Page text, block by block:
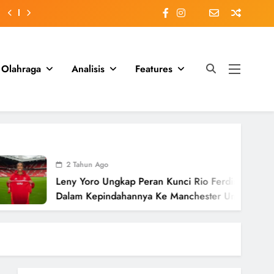
Olahraga Analisis Features
2 Tahun Ago
Leny Yoro Ungkap Peran Kunci Rio Ferdinand
Dalam Kepindahannya Ke Manchester United
Senilai £58 Juta